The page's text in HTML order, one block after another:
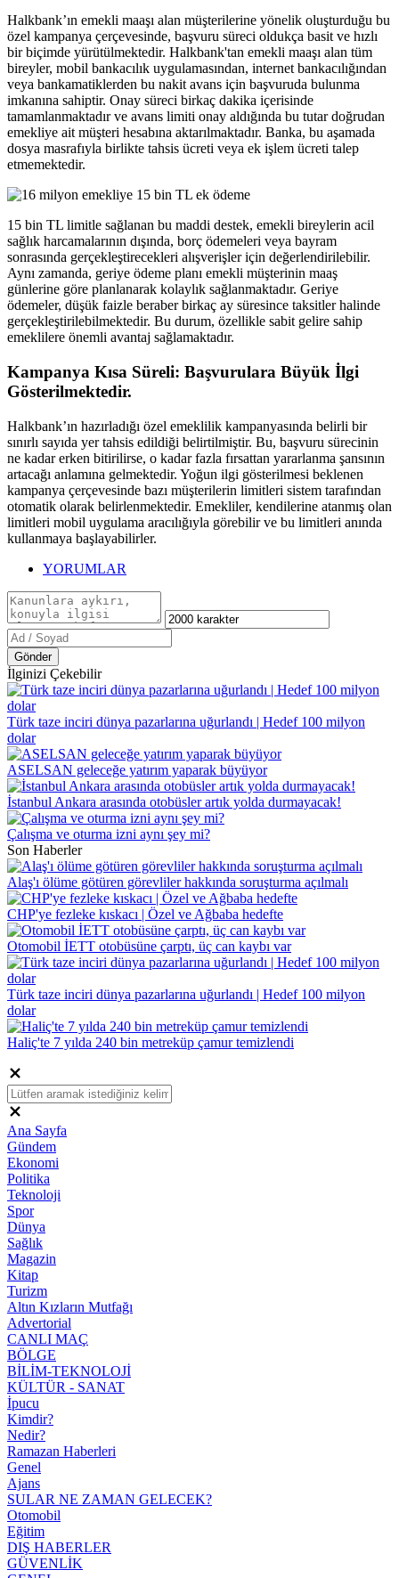
Halkbank’ın emekli maaşı alan müşterilerine yönelik oluşturduğu bu
özel kampanya çerçevesinde, başvuru süreci oldukça basit ve hızlı
bir biçimde yürütülmektedir. Halkbank'tan emekli maaşı alan tüm
bireyler, mobil bankacılık uygulamasından, internet bankacılığından
veya bankamatiklerden bu nakit avans için başvuruda bulunma
imkanına sahiptir. Onay süreci birkaç dakika içerisinde
tamamlanmaktadır ve avans limiti onay aldığında bu tutar doğrudan
emekliye ait müşteri hesabına aktarılmaktadır. Banka, bu aşamada
dosya masrafıyla birlikte tahsis ücreti veya ek işlem ücreti talep
etmemektedir.
15 bin TL limitle sağlanan bu maddi destek, emekli bireylerin acil
sağlık harcamalarının dışında, borç ödemeleri veya bayram
sonrasında gerçekleştirecekleri alışverişler için değerlendirilebilir.
Aynı zamanda, geriye ödeme planı emekli müşterinin maaş
günlerine göre planlanarak kolaylık sağlanmaktadır. Geriye
ödemeler, düşük faizle beraber birkaç ay süresince taksitler halinde
gerçekleştirilebilmektedir. Bu durum, özellikle sabit gelire sahip
emeklilere önemli avantaj sağlamaktadır.
Kampanya Kısa Süreli: Başvurulara Büyük İlgi
Gösterilmektedir.
Halkbank’ın hazırladığı özel emeklilik kampanyasında belirli bir
sınırlı sayıda yer tahsis edildiği belirtilmiştir. Bu, başvuru sürecinin
ne kadar erken bitirilirse, o kadar fazla fırsattan yararlanma şansının
artacağı anlamına gelmektedir. Yoğun ilgi gösterilmesi beklenen
kampanya çerçevesinde bazı müşterilerin limitleri sistem tarafından
otomatik olarak belirlenmektedir. Emekliler, kendilerine atanmış olan
limitleri mobil uygulama aracılığıyla görebilir ve bu limitleri anında
kullanmaya başlayabilirler.
YORUMLAR
Gönder
İlginizi Çekebilir
Türk taze inciri dünya pazarlarına uğurlandı | Hedef 100 milyon
dolar
ASELSAN geleceğe yatırım yaparak büyüyor
İstanbul Ankara arasında otobüsler artık yolda durmayacak!
Çalışma ve oturma izni aynı şey mi?
Son Haberler
Alaş'ı ölüme götüren görevliler hakkında soruşturma açılmalı
CHP'ye fezleke kıskacı | Özel ve Ağbaba hedefte
Otomobil İETT otobüsüne çarptı, üç can kaybı var
Türk taze inciri dünya pazarlarına uğurlandı | Hedef 100 milyon
dolar
Haliç'te 7 yılda 240 bin metreküp çamur temizlendi
Ana Sayfa
Gündem
Ekonomi
Politika
Teknoloji
Spor
Dünya
Sağlık
Magazin
Kitap
Turizm
Altın Kızların Mutfağı
Advertorial
CANLI MAÇ
BÖLGE
BİLİM-TEKNOLOJİ
KÜLTÜR - SANAT
İpucu
Kimdir?
Nedir?
Ramazan Haberleri
Genel
Ajans
SULAR NE ZAMAN GELECEK?
Otomobil
Eğitim
DIŞ HABERLER
GÜVENLİK